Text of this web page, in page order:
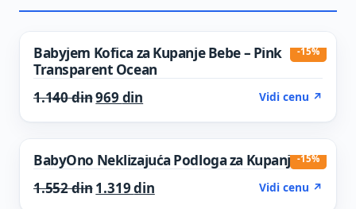
-15%
Babyjem Kofica za Kupanje Bebe – Pink
Transparent Ocean
1.140dinOriginal price was: 1.140 din.
969 din Current price is: 969 din.
Vidi cenu ↗
-15%
BabyOno Neklizajuća Podloga za Kupanje
1.552dinOriginal price was: 1.552 din.
1.319dinCurrent price is: 1.319 din.
Vidi cenu ↗